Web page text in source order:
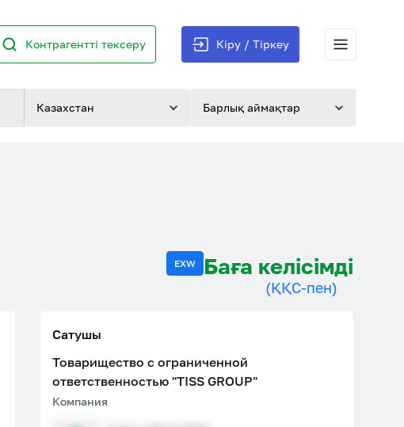
Контрагентті тексеру Кіру / Тіркеу
Казахстан Барлық аймақтар
EXW Баға келісімді
(ҚҚС-пен)
Сатушы
Товарищество с ограниченной
ответственностью "TISS GROUP"
Компания